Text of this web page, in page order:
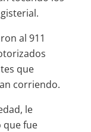
al 911
que
corriendo.
le
que fue